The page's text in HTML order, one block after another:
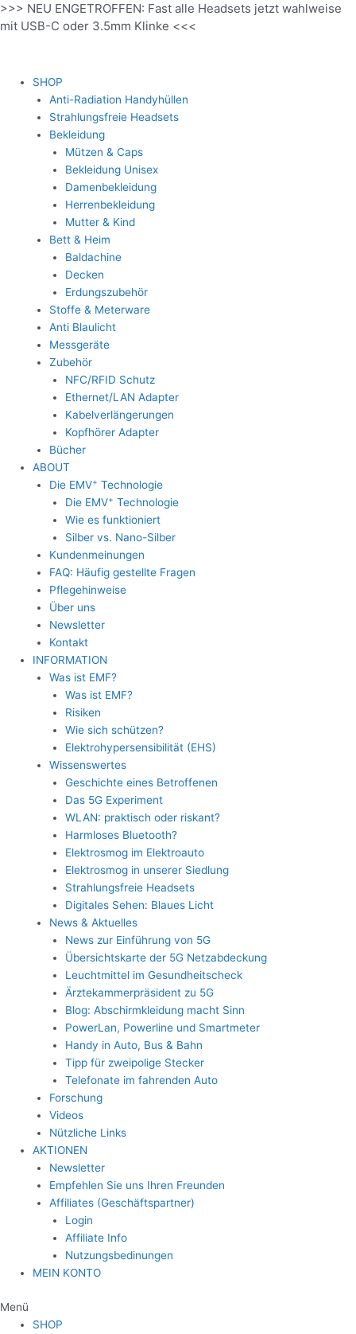
Zum
Inhalt
>>> NEU ENGETROFFEN: Fast alle Headsets jetzt wahlweise
mit USB-C oder 3.5mm Klinke <<<
SHOP
Anti-Radiation Handyhüllen
Strahlungsfreie Headsets
Bekleidung
Mützen & Caps
Bekleidung Unisex
Damenbekleidung
Herrenbekleidung
Mutter & Kind
Bett & Heim
Baldachine
Decken
Erdungszubehör
Stoffe & Meterware
Anti Blaulicht
Messgeräte
Zubehör
NFC/RFID Schutz
Ethernet/LAN Adapter
Kabelverlängerungen
Kopfhörer Adapter
Bücher
ABOUT
Die EMV+ Technologie
Die EMV+ Technologie
Wie es funktioniert
Silber vs. Nano-Silber
Kundenmeinungen
FAQ: Häufig gestellte Fragen
Pflegehinweise
Über uns
Newsletter
Kontakt
INFORMATION
Was ist EMF?
Was ist EMF?
Risiken
Wie sich schützen?
Elektrohypersensibilität (EHS)
Wissenswertes
Geschichte eines Betroffenen
Das 5G Experiment
WLAN: praktisch oder riskant?
Harmloses Bluetooth?
Elektrosmog im Elektroauto
Elektrosmog in unserer Siedlung
Strahlungsfreie Headsets
Digitales Sehen: Blaues Licht
News & Aktuelles
News zur Einführung von 5G
Übersichtskarte der 5G Netzabdeckung
Leuchtmittel im Gesundheitscheck
Ärztekammerpräsident zu 5G
Blog: Abschirmkleidung macht Sinn
PowerLan, Powerline und Smartmeter
Handy in Auto, Bus & Bahn
Tipp für zweipolige Stecker
Telefonate im fahrenden Auto
Forschung
Videos
Nützliche Links
AKTIONEN
Newsletter
Empfehlen Sie uns Ihren Freunden
Affiliates (Geschäftspartner)
Login
Affiliate Info
Nutzungsbedinungen
MEIN KONTO
Menü
SHOP